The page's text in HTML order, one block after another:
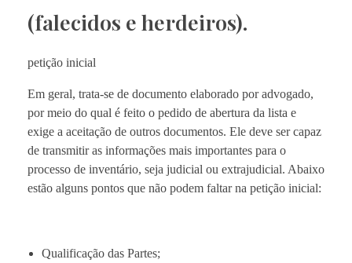
(falecidos e herdeiros).
petição inicial
Em geral, trata-se de documento elaborado por advogado,
por meio do qual é feito o pedido de abertura da lista e
exige a aceitação de outros documentos. Ele deve ser capaz
de transmitir as informações mais importantes para o
processo de inventário, seja judicial ou extrajudicial. Abaixo
estão alguns pontos que não podem faltar na petição inicial:
Qualificação das Partes;